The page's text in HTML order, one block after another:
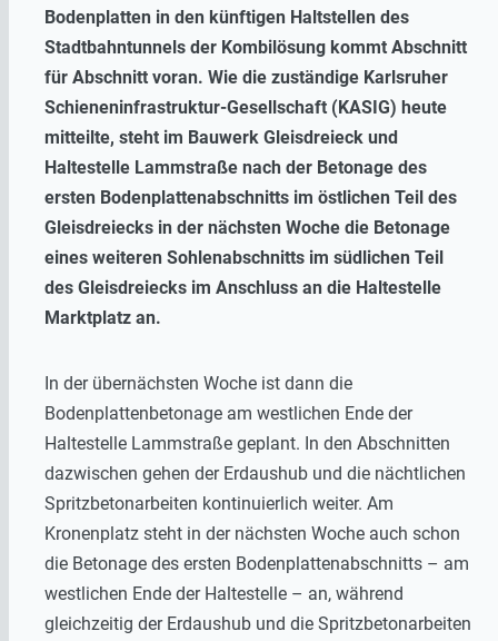
Bodenplatten in den künftigen Haltstellen des
Stadtbahntunnels der Kombilösung kommt Abschnitt
für Abschnitt voran. Wie die zuständige Karlsruher
Schieneninfrastruktur-Gesellschaft (KASIG) heute
mitteilte, steht im Bauwerk Gleisdreieck und
Haltestelle Lammstraße nach der Betonage des
ersten Bodenplattenabschnitts im östlichen Teil des
Gleisdreiecks in der nächsten Woche die Betonage
eines weiteren Sohlenabschnitts im südlichen Teil
des Gleisdreiecks im Anschluss an die Haltestelle
Marktplatz an.
In der übernächsten Woche ist dann die
Bodenplattenbetonage am westlichen Ende der
Haltestelle Lammstraße geplant. In den Abschnitten
dazwischen gehen der Erdaushub und die nächtlichen
Spritzbetonarbeiten kontinuierlich weiter. Am
Kronenplatz steht in der nächsten Woche auch schon
die Betonage des ersten Bodenplattenabschnitts – am
westlichen Ende der Haltestelle – an, während
gleichzeitig der Erdaushub und die Spritzbetonarbeiten